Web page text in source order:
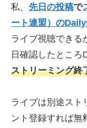
私、 先日の投稿で
ート連盟）の
ライブ視聴でき
日確認したところ
ストリーミング終
ライブは別途スト
ント登録すれば無